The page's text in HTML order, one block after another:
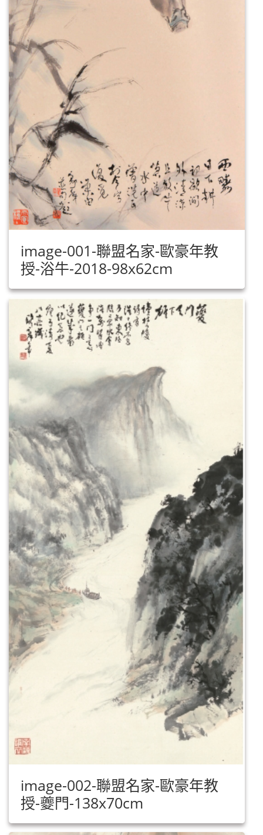
image-001-聯盟名家-歐豪年教
授-浴牛-2018-98x62cm
image-002-聯盟名家-歐豪年教
授-夔門-138x70cm